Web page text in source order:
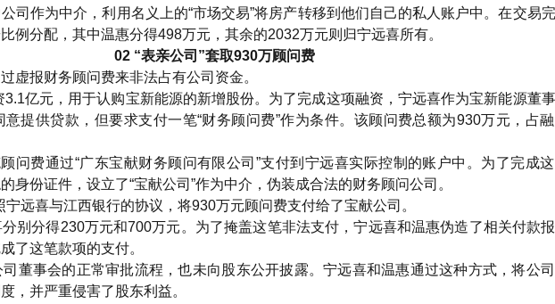
司作为中介，利用名义上的“市场交易”将房产转移到他们自己的私人账户中。在交易
例分配，其中温惠分得498万元，其余的2032万元则归宁远喜所有。
02 “表亲公司”套取930万顾问费
虚报财务顾问费来非法占有公司资金。
亿元，用于认购宝新能源的新增股份。为了完成这项融资，宁远喜作为宝新能源董
提供贷款，但要求支付一笔“财务顾问费”作为条件。该顾问费总额为930万元，占
问费通过“广东宝献财务顾问有限公司”支付到宁远喜实际控制的账户中。为了完成
身份证件，设立了“宝献公司”作为中介，伪装成合法的财务顾问公司。
远喜与江西银行的协议，将930万元顾问费支付给了宝献公司。
别分得230万元和700万元。为了掩盖这笔非法支付，宁远喜和温惠伪造了相关付款
了这笔款项的支付。
董事会的正常审批流程，也未向股东公开披露。宁远喜和温惠通过这种方式，将公
，并严重侵害了股东利益。